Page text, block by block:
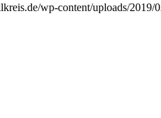
wp-content/uploads/